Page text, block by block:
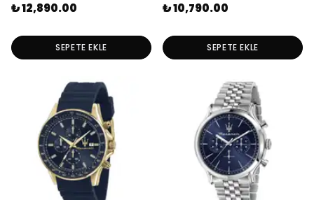
₺ 12,890.00
SEPETE EKLE
₺ 10,790.00
SEPETE EKLE